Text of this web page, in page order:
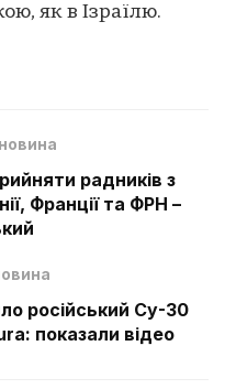
як в Ізраїлю.
радників з
Франції та ФРН –
російський Су-30
показали відео